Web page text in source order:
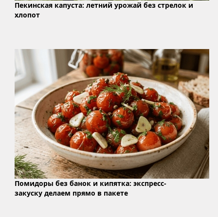
Пекинская капуста: летний урожай без стрелок и
хлопот
Помидоры без банок и кипятка: экспресс-
закуску делаем прямо в пакете